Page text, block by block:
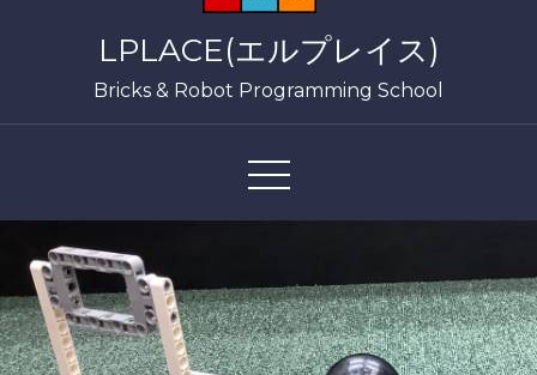
LPLACE(エルプレイス)
Bricks & Robot Programming School